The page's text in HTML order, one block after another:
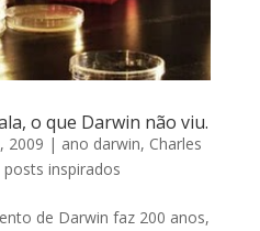
o que Darwin não viu.
2009 | ano darwin, Charles
posts inspirados
de Darwin faz 200 anos,